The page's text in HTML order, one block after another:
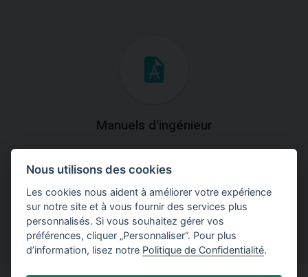
Manuels d'ingénieur
théoriques et pratiques du fonctionnement des
programmes.
Nous utilisons des cookies
Les cookies nous aident à améliorer votre expérience
sur notre site et à vous fournir des services plus
personnalisés. Si vous souhaitez gérer vos
préférences, cliquer „Personnaliser“. Pour plus
d’information, lisez notre Politique de Confidentialité.